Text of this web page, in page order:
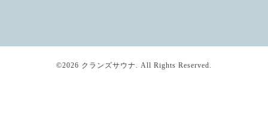
©2026 クランズサウナ . All Rights Reserved.